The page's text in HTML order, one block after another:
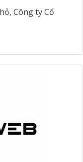
Công ty Cổ